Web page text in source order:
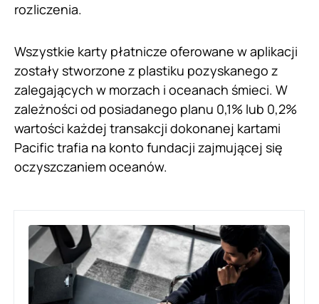
rozliczenia.
Wszystkie karty płatnicze oferowane w aplikacji
zostały stworzone z plastiku pozyskanego z
zalegających w morzach i oceanach śmieci. W
zależności od posiadanego planu 0,1% lub 0,2%
wartości każdej transakcji dokonanej kartami
Pacific trafia na konto fundacji zajmującej się
oczyszczaniem oceanów.